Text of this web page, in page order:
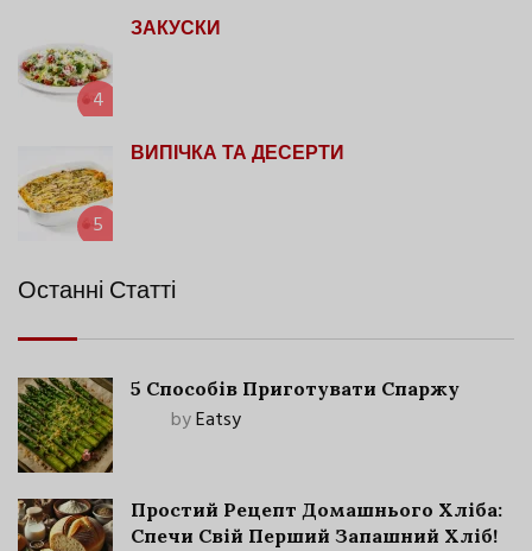
4
ЗАКУСКИ
5
ВИПІЧКА ТА ДЕСЕРТИ
Останні Статті
5 Способів Приготувати Спаржу
byEatsy
Простий Рецепт Домашнього Хліба:
Спечи Свій Перший Запашний Хліб!